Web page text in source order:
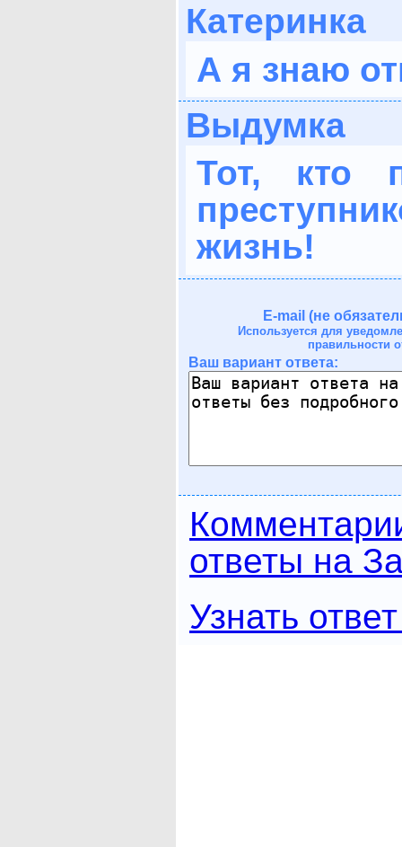
Катеринка
А я знаю
Выдумка
Тот, кто
жизнь!
E-mail (не
Используется для
правильности
Ваш вариант ответа:
ответы на
Узнать